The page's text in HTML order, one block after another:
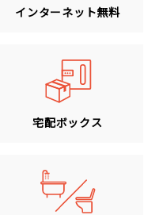
インターネット無料
宅配ボックス